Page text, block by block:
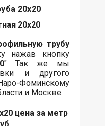
20х20
20х20
трубу
нажав кнопку
" Так же мы
и другого
Фоминскому
и Москве.
цена за метр